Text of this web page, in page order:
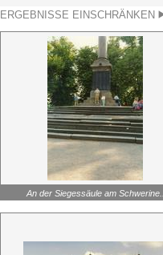
ERGEBNISSE EINSCHRÄNKEN
An der Siegessäule am Schwerine...